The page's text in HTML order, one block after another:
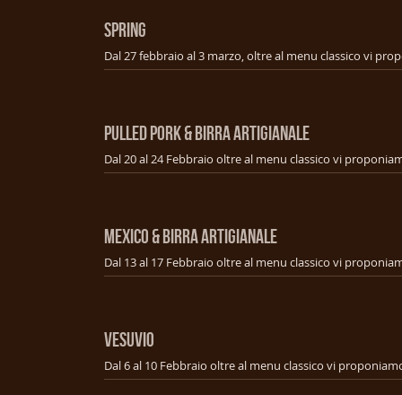
SPRING
PULLED PORK & BIRRA ARTIGIANALE
MEXICO & BIRRA ARTIGIANALE
VESUVIO